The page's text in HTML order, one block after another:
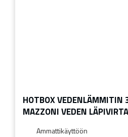
HOTBOX
MAZZONI VEDEN
Ammattikäyttöön